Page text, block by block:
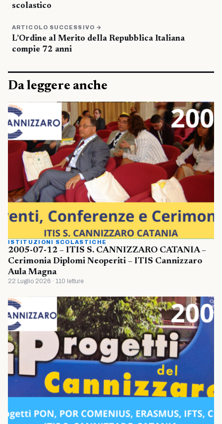
scolastico
ARTICOLO SUCCESSIVO →
L’Ordine al Merito della Repubblica Italiana
compie 72 anni
Da leggere anche
ISTITUZIONI SCOLASTICHE
2005-07-12 – ITIS S. CANNIZZARO CATANIA –
Cerimonia Diplomi Neoperiti – ITIS Cannizzaro
Aula Magna
22 Luglio 2026 · 110 letture